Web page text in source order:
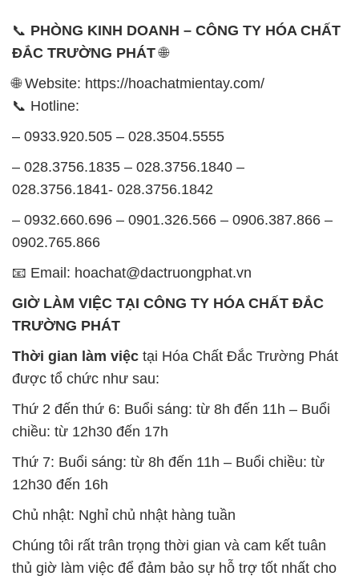
📞 PHÒNG KINH DOANH – CÔNG TY HÓA CHẤT
ĐẮC TRƯỜNG PHÁT🌐
🌐 Website: https://hoachatmientay.com/
📞 Hotline:
– 0933.920.505 – 028.3504.5555
– 028.3756.1835 – 028.3756.1840 –
028.3756.1841- 028.3756.1842
– 0932.660.696 – 0901.326.566 – 0906.387.866 –
0902.765.866
📧 Email: hoachat@dactruongphat.vn
GIỜ LÀM VIỆC TẠI CÔNG TY HÓA CHẤT ĐẮC
TRƯỜNG PHÁT
Thời gian làm việc tại Hóa Chất Đắc Trường Phát
được tổ chức như sau:
Thứ 2 đến thứ 6: Buổi sáng: từ 8h đến 11h – Buổi
chiều: từ 12h30 đến 17h
Thứ 7: Buổi sáng: từ 8h đến 11h – Buổi chiều: từ
12h30 đến 16h
Chủ nhật: Nghỉ chủ nhật hàng tuần
Chúng tôi rất trân trọng thời gian và cam kết tuân
thủ giờ làm việc để đảm bảo sự hỗ trợ tốt nhất cho